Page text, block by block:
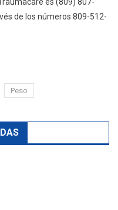
de los números 809-512-
Peso